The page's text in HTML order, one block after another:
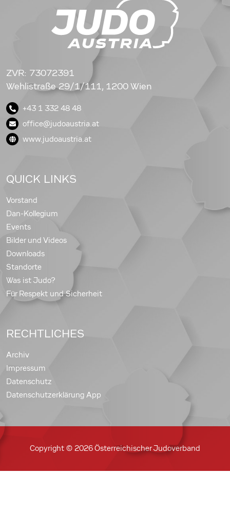
ZVR: 73072391
Wehlistraße 29/1/111, 1200 Wien
+43 1 332 48 48
office@judoaustria.at
www.judoaustria.at
QUICK LINKS
Vorstand
Dan-Kollegium
Events
Bilder und Videos
Downloads
Standorte
Was ist Judo?
Für Respekt und Sicherheit
RECHTLICHES
Archiv
Impressum
Datenschutz
Datenschutzerklärung App
Copyright © 2026 Österreichischer Judoverband